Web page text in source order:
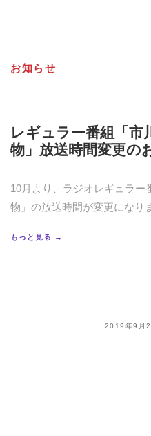
お知らせ
レギュラー番組「市
物」放送時間変更の
10月より、ラジオレギュラー
物」の放送時間が変更になり
もっと見る →
2019年9月